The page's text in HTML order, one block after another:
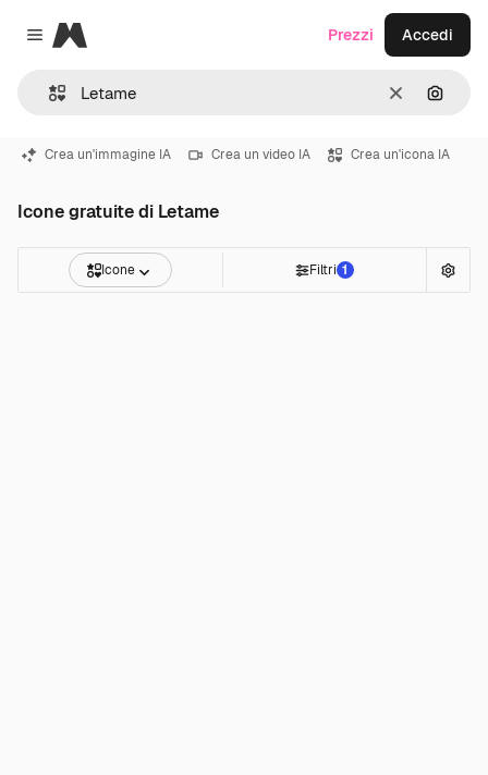
Close menu
Magnific
CancellaCerca
Prezzi Accedi
Crea un'immagine IA Crea un video IA Crea un'icona IA
Icone gratuite di Letame
Icone Filtri 1